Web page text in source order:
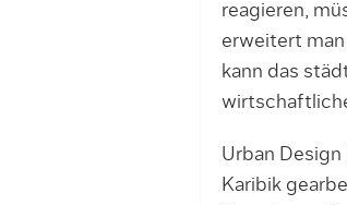
reagieren,
erweitert
kann das
Urban
Karibik